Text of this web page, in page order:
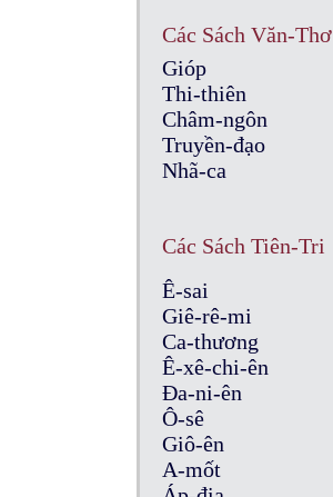
Các Sách Văn-Thơ
Gióp
Thi-thiên
Châm-ngôn
Truyền-đạo
Nhã-ca
Các Sách Tiên-Tri
Ê-sai
Giê-rê-mi
Ca-thương
Ê-xê-chi-ên
Đa-ni-ên
Ô-sê
Giô-ên
A-mốt